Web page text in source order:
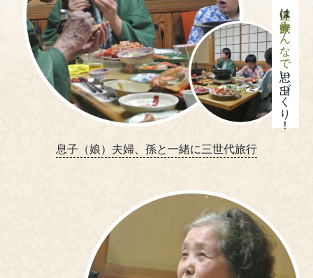
は
家族みんなで
思い出づくり！
息子（娘）夫婦、孫と一緒に三世代旅行